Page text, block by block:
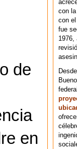
de
en
con
con
fue
1976,